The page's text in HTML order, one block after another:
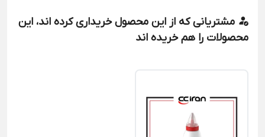
مشتریانی که از این محصول خریداری کرده اند، این
محصولات را هم خریده اند